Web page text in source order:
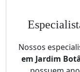
Nossos
em Jardim